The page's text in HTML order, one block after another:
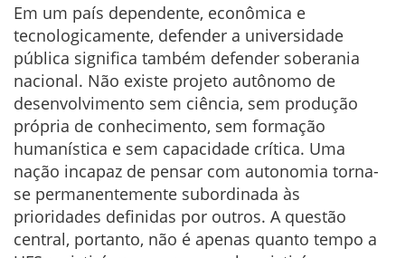
Em um país dependente, econômica e
tecnologicamente, defender a universidade
pública significa também defender soberania
nacional. Não existe projeto autônomo de
desenvolvimento sem ciência, sem produção
própria de conhecimento, sem formação
humanística e sem capacidade crítica. Uma
nação incapaz de pensar com autonomia torna-
se permanentemente subordinada às
prioridades definidas por outros. A questão
central, portanto, não é apenas quanto tempo a